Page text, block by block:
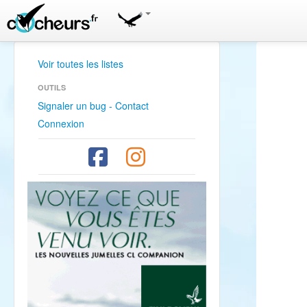
Voir toutes les listes
OUTILS
Signaler un bug - Contact
Connexion